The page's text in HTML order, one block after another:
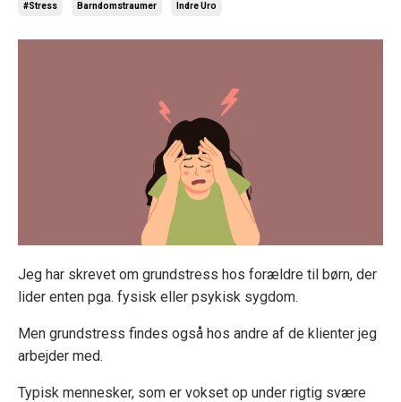
#stress Barndomstraumer Indre Uro
Jeg har skrevet om grundstress hos forældre til børn, der
lider enten pga. fysisk eller psykisk sygdom.
Men grundstress findes også hos andre af de klienter jeg
arbejder med.
Typisk mennesker, som er vokset op under rigtig svære